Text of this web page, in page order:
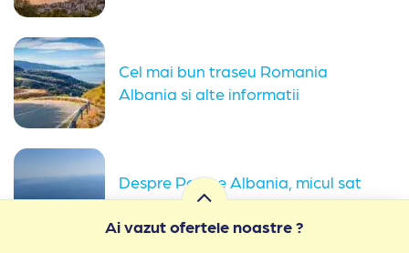
Cel mai bun traseu Romania
Albania si alte informatii
Despre Palase Albania, micul sat
pitoresc din apropierea Parcului
National...
Ai vazut ofertele noastre ?